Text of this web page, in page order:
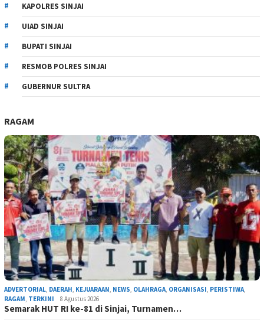
KAPOLRES SINJAI
UIAD SINJAI
BUPATI SINJAI
RESMOB POLRES SINJAI
GUBERNUR SULTRA
RAGAM
ADVERTORIAL DAERAH KEJUARAAN NEWS OLAHRAGA ORGANISASI PERISTIWA
RAGAM TERKINI 8 Agustus 2026
Semarak HUT RI ke-81 di Sinjai, Turnamen…